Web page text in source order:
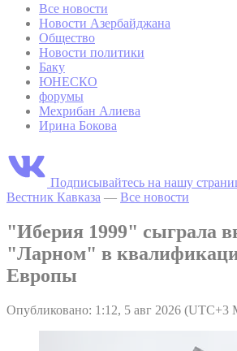
Все новости
Новости Азербайджана
Общество
Новости политики
Баку
ЮНЕСКО
форумы
Мехрибан Алиева
Ирина Бокова
Подписывайтесь на нашу
Вестник Кавказа — Все новости
"Иберия 1999" сыграла
"Ларном" в
Европы
Опубликовано: 1:12, 5 авг 2026 (UTC+3